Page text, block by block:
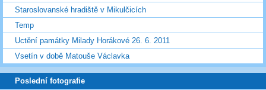
Staroslovanské hradiště v Mikulčicích
Temp
Uctění památky Milady Horákové 26. 6. 2011
Vsetín v době Matouše Václavka
Poslední fotografie